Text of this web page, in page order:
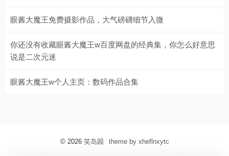
眼酱大魔王免费摄影作品，大气磅礴细节入微
你还没有收藏眼酱大魔王w百度网盘的经典集，你怎么好意思
说是二次元迷
眼酱大魔王w个人主页：数码作品合集
© 2026 笑岛园 theme by xheflnxytc